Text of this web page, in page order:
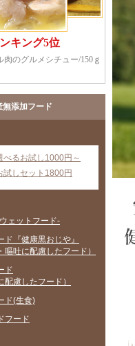
無添加フード
べるお試し1000円～
試しセット1800円
ェットフード-
ド『健康黒おじや』
嘔吐に配慮したフード）
ド
配慮したフード）
ド(生食)
フード